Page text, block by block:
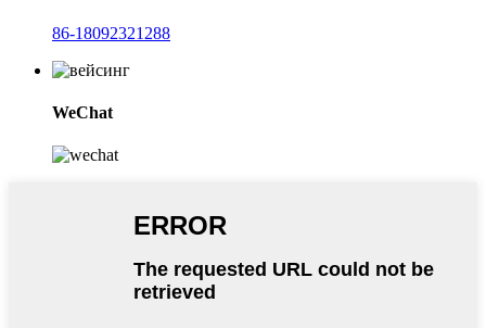
86-18092321288
WeChat